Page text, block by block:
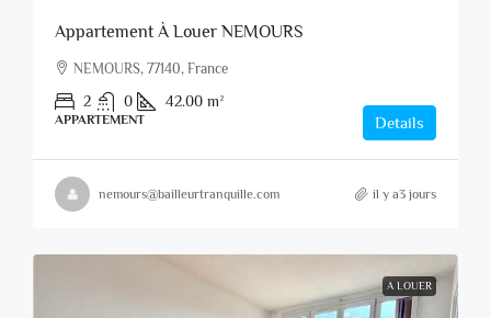
Appartement À Louer NEMOURS
NEMOURS, 77140, France
2 0 42.00 m²
APPARTEMENT Details
nemours@bailleurtranquille.com il y a3 jours
A LOUER